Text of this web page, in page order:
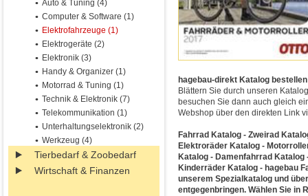
Auto & Tuning (4)
Computer & Software (1)
Elektrofahrzeuge (1)
Elektrogeräte (2)
Elektronik (3)
Handy & Organizer (1)
Motorrad & Tuning (1)
Technik & Elektronik (7)
Telekommunikation (1)
Unterhaltungselektronik (2)
Werkzeug (4)
Tierbedarf & Zoobedarf
Wirtschaft & Finanzen
hagebau-direkt Katalog
Blättern Sie durch unseren
besuchen Sie dann auch gleich
Webshop über den direkten Link
Fahrrad Katalog - Zweirad
Elektroräder Katalog -
Katalog - Damenfahrrad
Kinderräder Katalog - hagebau
unserem Spezialkatalog und
entgegenbringen. Wählen Sie in